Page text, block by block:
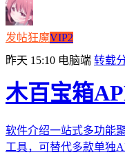
发帖狂魔VIP2
昨天 15:10 电脑端 转载
木百宝箱
软件介绍一站式多功能
工具，可替代多款单独